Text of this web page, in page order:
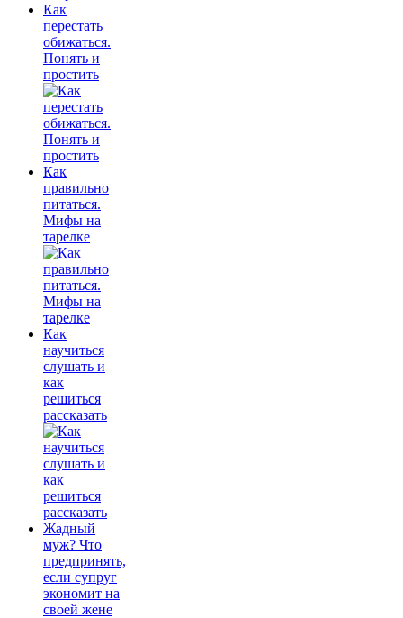
Как
перестать
обижаться.
Понять и
простить
Как
правильно
питаться.
Мифы на
тарелке
Как
научиться
слушать и
как
решиться
рассказать
Жадный
муж? Что
предпринять,
если супруг
экономит на
своей жене